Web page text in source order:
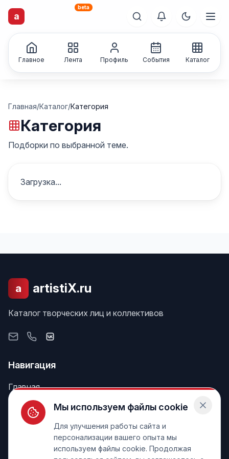
a
beta
Главное Лента Профиль События Каталог
Главная/Каталог/Категория
Категория
Подборки по выбранной теме.
Загрузка...
a artistiX.ru
Каталог творческих лиц и коллективов
Навигация
Главная
Поиск
Лента
Информация
Мы используем файлы cookie
Для улучшения работы сайта и
персонализации вашего опыта мы
используем файлы cookie. Продолжая